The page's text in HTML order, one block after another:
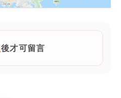
後才可留言